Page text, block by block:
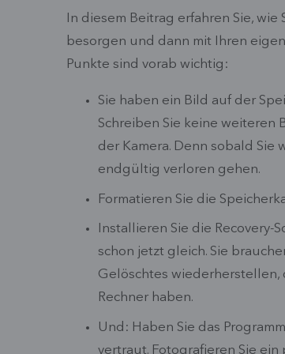
In diesem Beitrag erfahren Sie,
besorgen und dann mit Ihren
Punkte sind vorab wichtig:
Sie haben ein Bild auf der
Schreiben Sie keine weiteren
der Kamera. Denn sobald Sie
endgültig verloren gehen.
Formatieren Sie die
Installieren Sie die Recovery-
schon jetzt gleich. Sie
Gelöschtes wiederherstellen,
Rechner haben.
Und: Haben Sie das
vertraut. Fotografieren Sie ein